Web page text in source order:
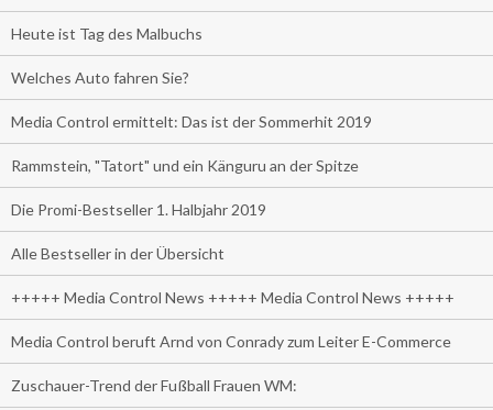
Heute ist Tag des Malbuchs
Welches Auto fahren Sie?
Media Control ermittelt: Das ist der Sommerhit 2019
Rammstein, "Tatort" und ein Känguru an der Spitze
Die Promi-Bestseller 1. Halbjahr 2019
Alle Bestseller in der Übersicht
+++++ Media Control News +++++ Media Control News +++++
Media Control beruft Arnd von Conrady zum Leiter E-Commerce
Zuschauer-Trend der Fußball Frauen WM: